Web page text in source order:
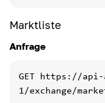
Marktliste
Anfrage
GET
https://api-
1/exchange/